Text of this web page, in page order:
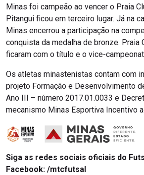
Minas foi campeão ao vencer o Praia
Pitangui ficou em terceiro lugar. Já na
Minas encerrou a participação na
conquista da medalha de bronze. Praia
ficaram com o título e o vice-
Os atletas minastenistas contam com
projeto Formação e Desenvolvimento
Ano III – número 2017.01.0033 e
mecanismo Minas Esportiva Incentivo
Siga as redes sociais oficiais do
Facebook: /mtcfutsal